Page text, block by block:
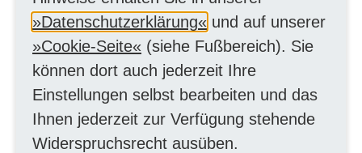
Endvergütung von bis zu 60.000 Euro
erhalten. Zudem kommen noch
Jahressonderzahlungen, 30 Tage
Urlaub, eine betriebliche
Altersvorsorge und
vermögenswirksame Leistungen auf
Datenschutzerklärung
und auf unserer
Cookie-Seite
(siehe Fußbereich). Sie
können dort auch jederzeit Ihre
Einstellungen selbst bearbeiten und das
Ihnen jederzeit zur Verfügung stehende
Widerspruchsrecht ausüben.